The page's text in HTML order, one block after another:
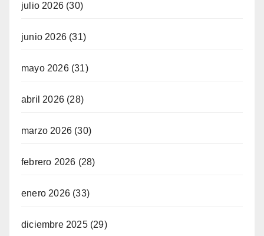
julio 2026 (30)
junio 2026 (31)
mayo 2026(31)
abril 2026 (28)
marzo 2026 (30)
febrero 2026 (28)
enero 2026 (33)
diciembre 2025(29)